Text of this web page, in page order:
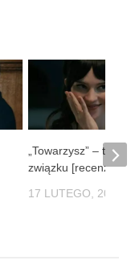
„Towarzysz” –
związku [recenzja]
17 LUTEGO, 2025